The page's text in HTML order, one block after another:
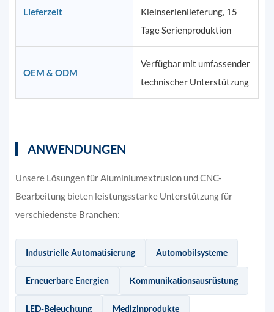
Lieferzeit
Kleinserienlieferung, 15
Tage Serienproduktion
OEM & ODM
Verfügbar mit umfassender
technischer Unterstützung
ANWENDUNGEN
Unsere Lösungen für Aluminiumextrusion und CNC-
Bearbeitung bieten leistungsstarke Unterstützung für
verschiedenste Branchen:
Industrielle Automatisierung Automobilsysteme
Erneuerbare Energien Kommunikationsausrüstung
LED-Beleuchtung Medizinprodukte